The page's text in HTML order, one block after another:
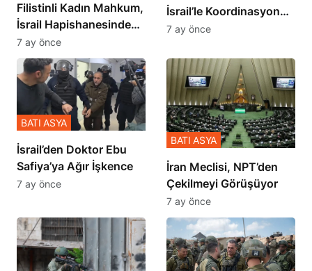
Filistinli Kadın Mahkum,
İsrail Hapishanesindeki
Zulmü Anlattı
7 ay önce
İsrail’le Koordinasyon
İçinde Gerçekleşmiş
7 ay önce
İsrail’den Doktor Ebu
Safiya’ya Ağır İşkence
BATI ASYA
7 ay önce
İran Meclisi, NPT’den
Çekilmeyi Görüşüyor
BATI ASYA
7 ay önce